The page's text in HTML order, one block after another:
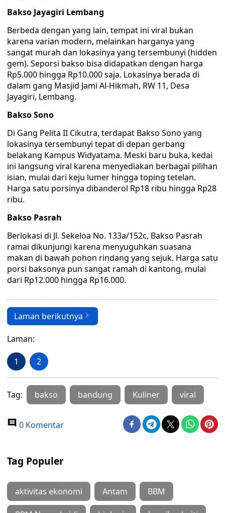
Bakso Jayagiri Lembang
Berbeda dengan yang lain, tempat ini viral bukan
karena varian modern, melainkan harganya yang
sangat murah dan lokasinya yang tersembunyi (hidden
gem). Seporsi bakso bisa didapatkan dengan harga
Rp5.000 hingga Rp10.000 saja. Lokasinya berada di
dalam gang Masjid Jami Al-Hikmah, RW 11, Desa
Jayagiri, Lembang.
Bakso Sono
Di Gang Pelita II Cikutra, terdapat Bakso Sono yang
lokasinya tersembunyi tepat di depan gerbang
belakang Kampus Widyatama. Meski baru buka, kedai
ini langsung viral karena menyediakan berbagai pilihan
isian, mulai dari keju lumer hingga toping tetelan.
Harga satu porsinya dibanderol Rp18 ribu hingga Rp28
ribu.
Bakso Pasrah
Berlokasi di Jl. Sekeloa No. 133a/152c, Bakso Pasrah
ramai dikunjungi karena menyuguhkan suasana
makan di bawah pohon rindang yang sejuk. Harga satu
porsi baksonya pun sangat ramah di kantong, mulai
dari Rp12.000 hingga Rp16.000.
Laman berikutnya
Laman:
1 2
Tag: bakso bandung Kuliner viral
0 Komentar
Tag Populer
aktivitas ekonomi Antam BBM